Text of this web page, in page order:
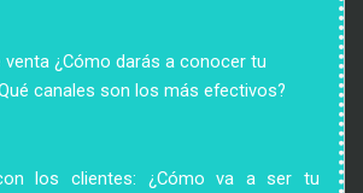
venta ¿Cómo darás a conocer tu
canales son los más efectivos?
los clientes: ¿Cómo va a ser tu